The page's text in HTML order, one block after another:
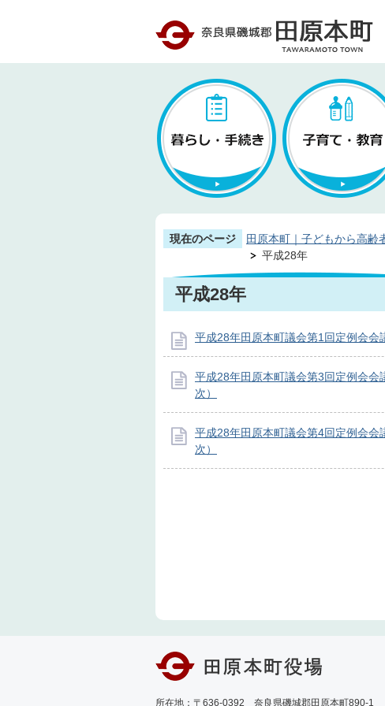
現在のページ 田原本町｜子どもから高齢
平成28年
平成28年
平成28年田原本町議会第1回定例会会
平成28年田原本町議会第3回定例会会
次）
平成28年田原本町議会第4回定例会会
次）
所在地：〒636-0392 奈良県磯城郡田原本町890-1